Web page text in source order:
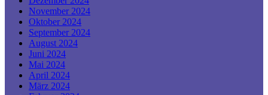
November 2024
Oktober 2024
September 2024
August 2024
Juni 2024
Mai 2024
April 2024
März 2024